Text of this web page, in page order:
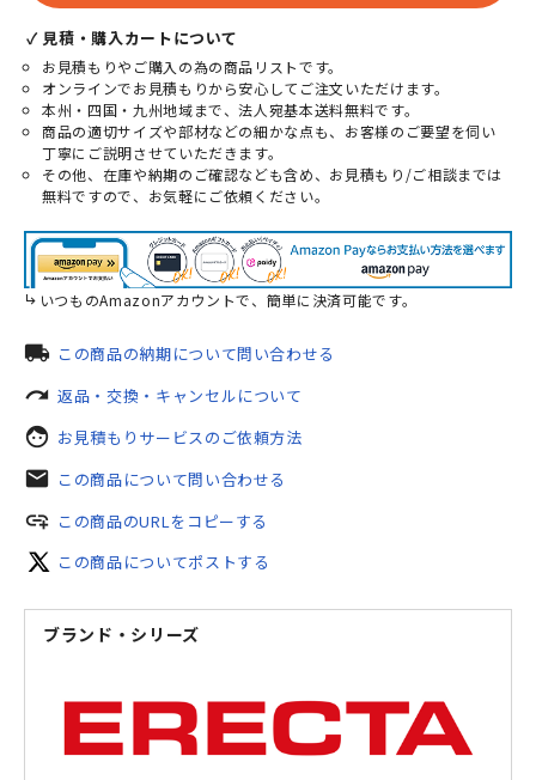
✓ 見積・購入カートについて
お見積もりやご購入の為の商品リストです。
オンラインでお見積もりから安心してご注文いただけます。
本州・四国・九州地域まで、法人宛基本送料無料です。
商品の適切サイズや部材などの細かな点も、お客様のご要望を伺い
丁寧にご説明させていただきます。
その他、在庫や納期のご確認なども含め、お見積もり/ご相談までは
無料ですので、お気軽にご依頼ください。
いつものAmazonアカウントで、簡単に決済可能です。
local_shipping この商品の納期について問い合わせる
redo 返品・交換・キャンセルについて
face お見積もりサービスのご依頼方法
mail この商品について問い合わせる
add_link この商品のURLをコピーする
この商品についてポストする
ブランド・シリーズ